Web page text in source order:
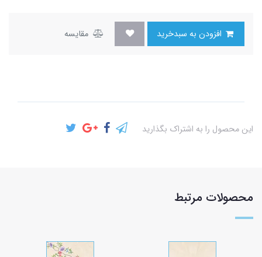
مقایسه
این محصول را به اشتراک بگذارید
محصولات مرتبط